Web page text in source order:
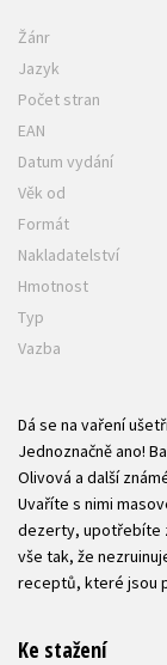
Žánr
Jazyk
Počet stran
EAN
Datum vydání
Věk od
Formát
Nakladatelství
Hmotnost
Typ
Vazba
Dá se na vaření
Jednoznačně ano!
Olivová a další
Uvaříte s nimi
dezerty, upotřebíte
vše tak, že
receptů, které jsou
Ke stažení